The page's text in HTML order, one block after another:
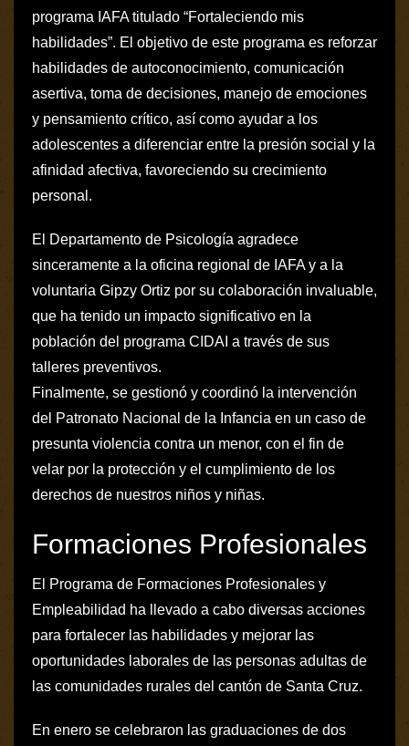
programa IAFA titulado “Fortaleciendo mis
habilidades”. El objetivo de este programa es reforzar
habilidades de autoconocimiento, comunicación
asertiva, toma de decisiones, manejo de emociones
y pensamiento crítico, así como ayudar a los
adolescentes a diferenciar entre la presión social y la
afinidad afectiva, favoreciendo su crecimiento
personal.
El Departamento de Psicología agradece
sinceramente a la oficina regional de IAFA y a la
voluntaria Gipzy Ortiz por su colaboración invaluable,
que ha tenido un impacto significativo en la
población del programa CIDAI a través de sus
talleres preventivos.
Finalmente, se gestionó y coordinó la intervención
del Patronato Nacional de la Infancia en un caso de
presunta violencia contra un menor, con el fin de
velar por la protección y el cumplimiento de los
derechos de nuestros niños y niñas.
Formaciones Profesionales
El Programa de Formaciones Profesionales y
Empleabilidad ha llevado a cabo diversas acciones
para fortalecer las habilidades y mejorar las
oportunidades laborales de las personas adultas de
las comunidades rurales del cantón de Santa Cruz.
En enero se celebraron las graduaciones de dos